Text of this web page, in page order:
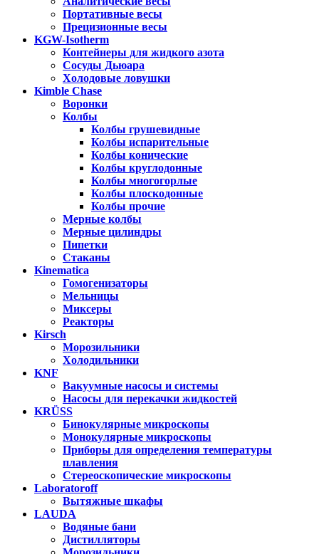
Портативные весы
Прецизионные весы
KGW-Isotherm
Контейнеры для жидкого азота
Сосуды Дьюара
Холодовые ловушки
Kimble Chase
Воронки
Колбы
Колбы грушевидные
Колбы испарительные
Колбы конические
Колбы круглодонные
Колбы многогорлые
Колбы плоскодонные
Колбы прочие
Мерные колбы
Мерные цилиндры
Пипетки
Стаканы
Kinematica
Гомогенизаторы
Мельницы
Миксеры
Реакторы
Kirsch
Морозильники
Холодильники
KNF
Вакуумные насосы и системы
Насосы для перекачки жидкостей
KRÜSS
Бинокулярные микроскопы
Монокулярные микроскопы
Приборы для определения температуры
плавления
Стереоскопические микроскопы
Laboratoroff
Вытяжные шкафы
LAUDA
Водяные бани
Дистилляторы